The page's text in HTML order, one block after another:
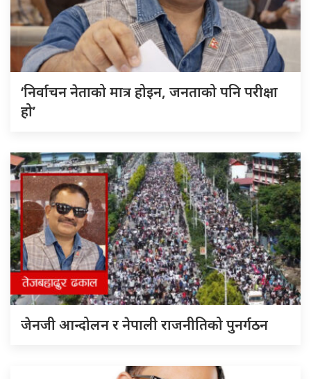
‘निर्वाचन नेताको मात्र होइन, जनताको पनि परीक्षा
हो’
जेनजी आन्दोलन र नेपाली राजनीतिको पुनर्गठन